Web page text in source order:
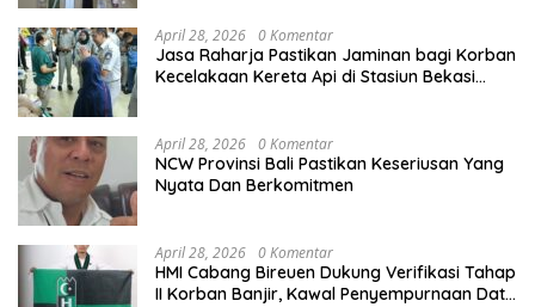
April 28, 2026 0 Komentar
Jasa Raharja Pastikan Jaminan bagi Korban
Kecelakaan Kereta Api di Stasiun Bekasi
April 28, 2026 0 Komentar
NCW Provinsi Bali Pastikan Keseriusan Yang
Nyata Dan Berkomitmen
April 28, 2026 0 Komentar
HMI Cabang Bireuen Dukung Verifikasi Tahap
II Korban Banjir, Kawal Penyempurnaan Data